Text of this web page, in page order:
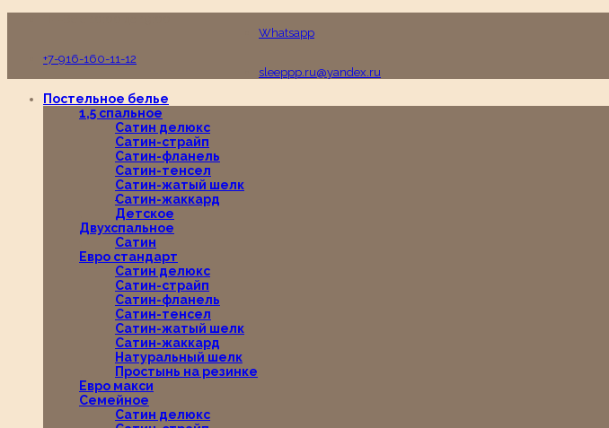
Whatsapp
+7-916-160-11-12
sleeppp.ru@yandex.ru
Постельное белье
1,5 спальное
Сатин делюкс
Сатин-страйп
Сатин-фланель
Сатин-тенсел
Сатин-жатый шелк
Сатин-жаккард
Детское
Двухспальное
Сатин
Евро стандарт
Сатин делюкс
Сатин-страйп
Сатин-фланель
Сатин-тенсел
Сатин-жатый шелк
Сатин-жаккард
Натуральный шелк
Простынь на резинке
Евро макси
Семейное
Сатин делюкс